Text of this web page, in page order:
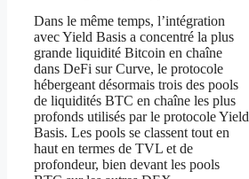
Dans le même temps, l’intégration
avec Yield Basis a concentré la plus
grande liquidité Bitcoin en chaîne
dans DeFi sur Curve, le protocole
hébergeant désormais trois des pools
de liquidités BTC en chaîne les plus
profonds utilisés par le protocole Yield
Basis. Les pools se classent tout en
haut en termes de TVL et de
profondeur, bien devant les pools